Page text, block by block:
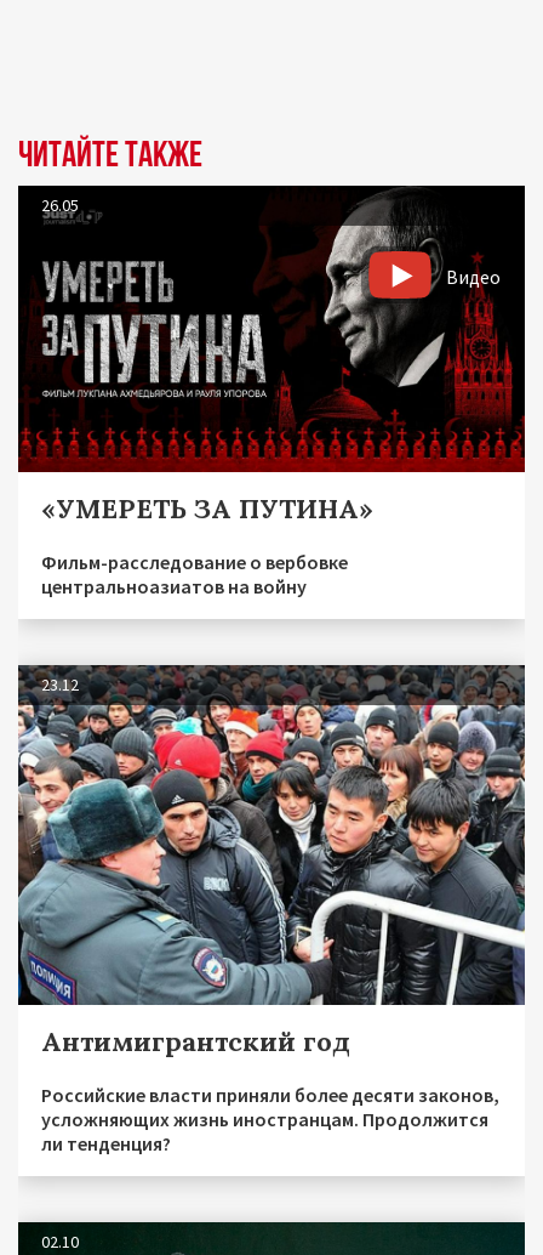
Читайте также
26.05
Видео
«УМЕРЕТЬ ЗА ПУТИНА»
Фильм-расследование о вербовке
центральноазиатов на войну
23.12
Антимигрантский год
Российские власти приняли более десяти законов,
усложняющих жизнь иностранцам. Продолжится
ли тенденция?
02.10